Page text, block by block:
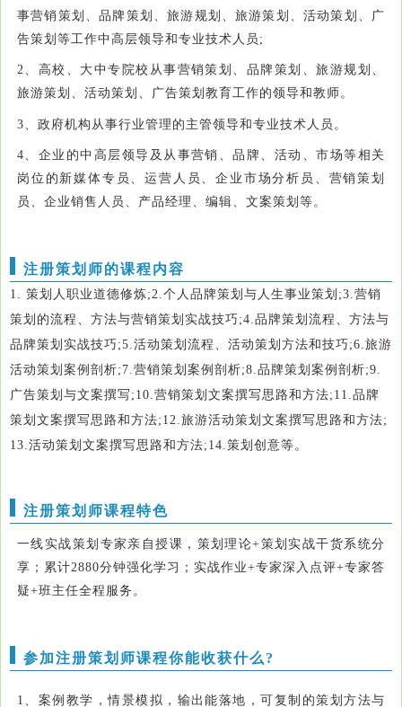
事营销策划、品牌策划、旅游规划、旅游策划、活动策划、广
告策划等工作中高层领导和专业技术人员;
2、高校、大中专院校从事营销策划、品牌策划、旅游规划、
旅游策划、活动策划、广告策划教育工作的领导和教师。
3、政府机构从事行业管理的主管领导和专业技术人员。
4、企业的中高层领导及从事营销、品牌、活动、市场等相关
岗位的新媒体专员、运营人员、企业市场分析员、营销策划
员、企业销售人员、产品经理、编辑、文案策划等。
注册策划师的课程内容
1. 策划人职业道德修炼;2.个人品牌策划与人生事业策划;3.营销
策划的流程、方法与营销策划实战技巧;4.品牌策划流程、方法与
品牌策划实战技巧;5.活动策划流程、活动策划方法和技巧;6.旅游
活动策划案例剖析;7.营销策划案例剖析;8.品牌策划案例剖析;9.
广告策划与文案撰写;10.营销策划文案撰写思路和方法;11.品牌
策划文案撰写思路和方法;12.旅游活动策划文案撰写思路和方法;
13.活动策划文案撰写思路和方法;14.策划创意等。
注册策划师课程特色
一线实战策划专家亲自授课，策划理论+策划实战干货系统分
享；累计2880分钟强化学习；实战作业+专家深入点评+专家答
疑+班主任全程服务。
参加注册策划师课程你能收获什么?
1、案例教学，情景模拟，输出能落地，可复制的策划方法与